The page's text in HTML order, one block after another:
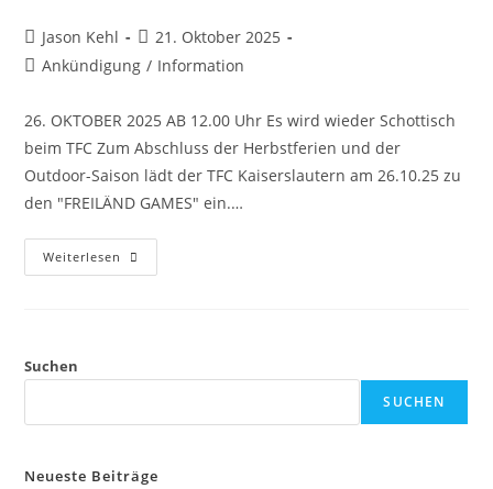
Jason Kehl
21. Oktober 2025
Ankündigung / Information
26. OKTOBER 2025 AB 12.00 Uhr Es wird wieder Schottisch
beim TFC Zum Abschluss der Herbstferien und der
Outdoor-Saison lädt der TFC Kaiserslautern am 26.10.25 zu
den "FREILÄND GAMES" ein.…
Weiterlesen
Suchen
SUCHEN
Neueste Beiträge